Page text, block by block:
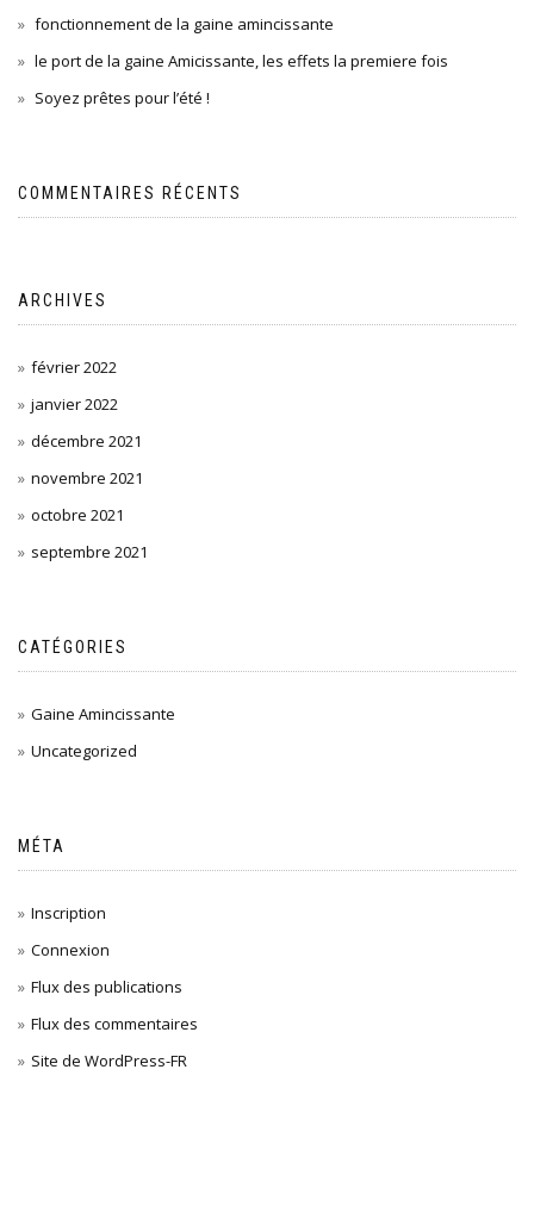
fonctionnement de la gaine amincissante
le port de la gaine Amicissante, les effets la premiere fois
Soyez prêtes pour l’été !
COMMENTAIRES RÉCENTS
ARCHIVES
février 2022
janvier 2022
décembre 2021
novembre 2021
octobre 2021
septembre 2021
CATÉGORIES
Gaine Amincissante
Uncategorized
MÉTA
Inscription
Connexion
Flux des publications
Flux des commentaires
Site de WordPress-FR